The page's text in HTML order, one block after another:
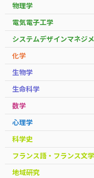
物理学
電気電子工学
システムデザインマネジ
化学
生物学
生命科学
数学
心理学
科学史
フランス語・フランス文学
地域研究